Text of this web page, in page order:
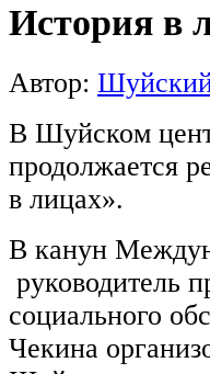
История в
Автор:
В Шуйском
продолжается
в лицах».
В канун
руководитель
социального
Чекина